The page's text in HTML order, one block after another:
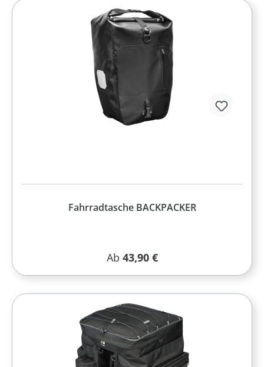
Fahrradtasche BACKPACKER
Regulärer Preis:
Ab 43,90 €